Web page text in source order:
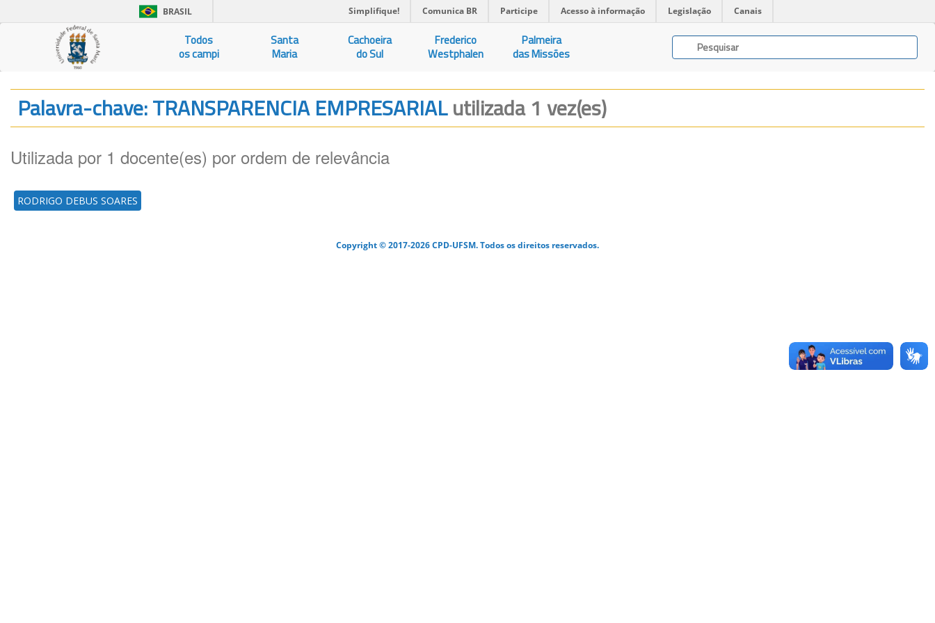
BRASIL Simplifique! Comunica BR Participe Acesso à informação Legislação Canais
Todos
os campi
Santa
Maria
Cachoeira
do Sul
Frederico
Westphalen
Palmeira
das Missões
Palavra-chave: TRANSPARENCIA EMPRESARIALutilizada 1 vez(es)
Utilizada por 1 docente(es) por ordem de relevância
RODRIGO DEBUS SOARES
Copyright © 2017-2026 CPD-UFSM. Todos os direitos reservados.